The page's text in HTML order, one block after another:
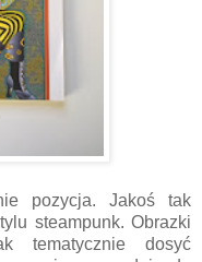
pozycja. Jakoś tak
steampunk. Obrazki
tematycznie dosyć